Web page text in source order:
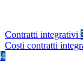
Contratti integrativi
Costi contratti
4